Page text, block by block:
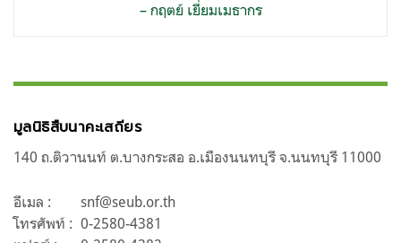
– กฤตย์ เยี่ยมเมธากร
มูลนิธิสืบนาคะเสถียร
140 ถ.ติวานนท์ ต.บางกระสอ อ.เมืองนนทบุรี จ.นนทบุรี 11000
อีเมล :
snf@seub.or.th
โทรศัพท์ : 0-2580-4381